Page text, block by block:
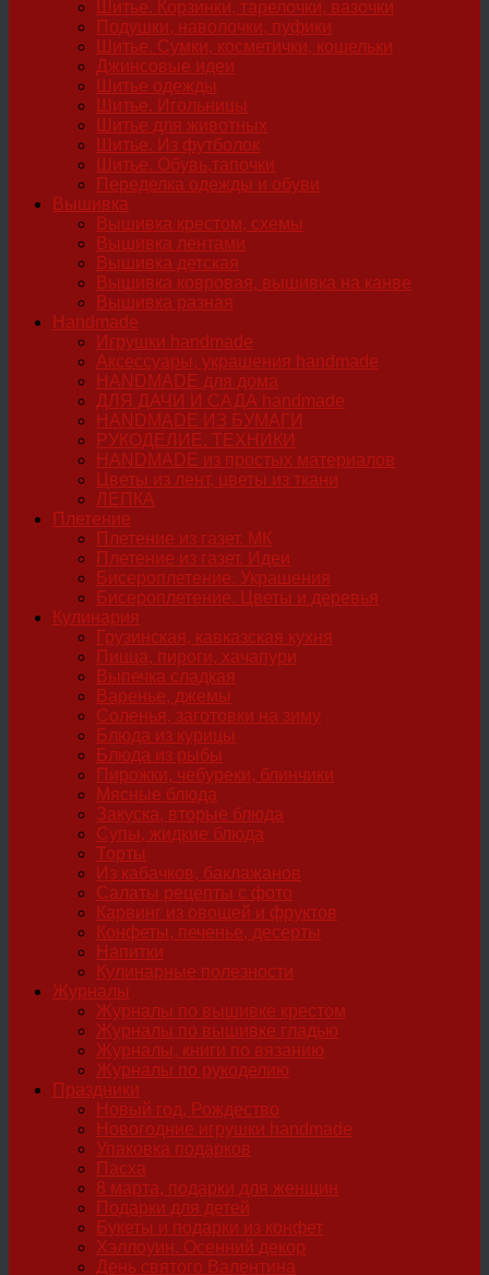
Шитье. Корзинки, тарелочки, вазочки
Подушки, наволочки, пуфики
Шитье. Сумки, косметички, кошельки
Джинсовые идеи
Шитье одежды
Шитье. Игольницы
Шитье для животных
Шитье. Из футболок
Шитье. Обувь,тапочки
Переделка одежды и обуви
Вышивка
Вышивка крестом, схемы
Вышивка лентами
Вышивка детская
Вышивка ковровая, вышивка на канве
Вышивка разная
Handmade
Игрушки handmade
Аксессуары, украшения handmade
HANDMADE для дома
ДЛЯ ДАЧИ И САДА handmade
HANDMADE ИЗ БУМАГИ
РУКОДЕЛИЕ. ТЕХНИКИ
HANDMADE из простых материалов
Цветы из лент, цветы из ткани
ЛЕПКА
Плетение
Плетение из газет. МК
Плетение из газет. Идеи
Бисероплетение. Украшения
Бисероплетение. Цветы и деревья
Кулинария
Грузинская, кавказская кухня
Пицца, пироги, хачапури
Выпечка сладкая
Варенье, джемы
Соленья, заготовки на зиму
Блюда из курицы
Блюда из рыбы
Пирожки, чебуреки, блинчики
Мясные блюда
Закуска, вторые блюда
Супы, жидкие блюда
Торты
Из кабачков, баклажанов
Салаты рецепты с фото
Карвинг из овощей и фруктов
Конфеты, печенье, десерты
Напитки
Кулинарные полезности
Журналы
Журналы по вышивке крестом
Журналы по вышивке гладью
Журналы, книги по вязанию
Журналы по рукоделию
Праздники
Новый год, Рождество
Новогодние игрушки handmade
Упаковка подарков
Пасха
8 марта, подарки для женщин
Подарки для детей
Букеты и подарки из конфет
Хэллоуин. Осенний декор
День святого Валентина